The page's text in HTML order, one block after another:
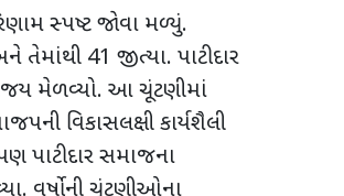
સ્પષ્ટ જોવા મળ્યું.
તેમાંથી 41 જીત્યા. પાટીદાર
મેળવ્યો. આ ચૂંટણીમાં
વિકાસલક્ષી કાર્યશૈલી
પાટીદાર સમાજના
વર્ષોની ચૂંટણીઓના